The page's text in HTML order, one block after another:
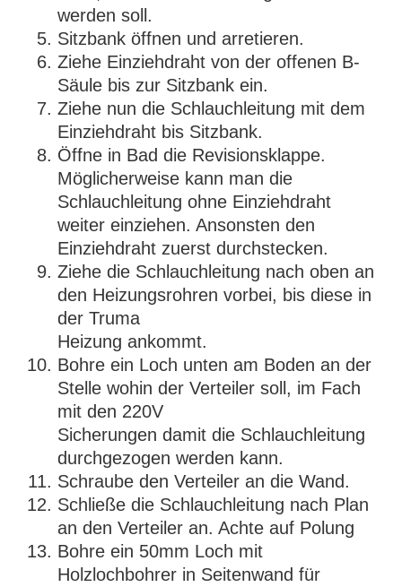
werden soll.
Sitzbank öffnen und arretieren.
Ziehe Einziehdraht von der offenen B-
Säule bis zur Sitzbank ein.
Ziehe nun die Schlauchleitung mit dem
Einziehdraht bis Sitzbank.
Öffne in Bad die Revisionsklappe.
Möglicherweise kann man die
Schlauchleitung ohne Einziehdraht
weiter einziehen. Ansonsten den
Einziehdraht zuerst durchstecken.
Ziehe die Schlauchleitung nach oben an
den Heizungsrohren vorbei, bis diese in
der Truma
Heizung ankommt.
Bohre ein Loch unten am Boden an der
Stelle wohin der Verteiler soll, im Fach
mit den 220V
Sicherungen damit die Schlauchleitung
durchgezogen werden kann.
Schraube den Verteiler an die Wand.
Schließe die Schlauchleitung nach Plan
an den Verteiler an. Achte auf Polung
Bohre ein 50mm Loch mit
Holzlochbohrer in Seitenwand für